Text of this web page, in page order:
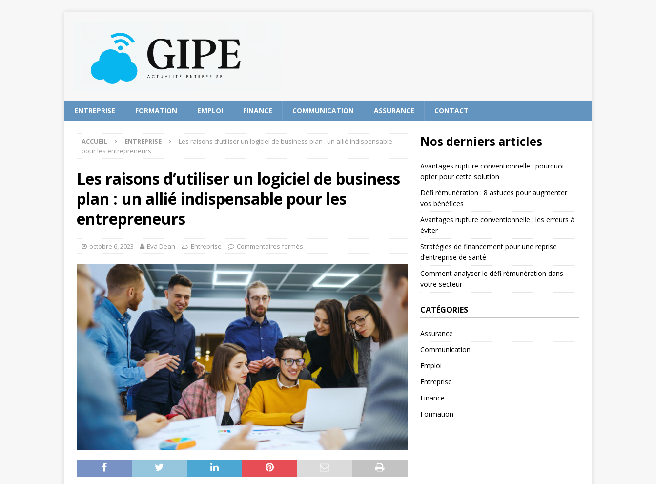
ENTREPRISE FORMATION EMPLOI FINANCE COMMUNICATION ASSURANCE CONTACT
ACCUEIL ENTREPRISE
Les raisons d’utiliser un logiciel de business plan : un allié indispensable
pour les entrepreneurs
Les raisons d’utiliser un logiciel de business
plan : un allié indispensable pour les
entrepreneurs
octobre 6, 2023 Eva Dean Entreprise Commentaires fermés
Nos derniers articles
Avantages rupture conventionnelle : pourquoi
opter pour cette solution
Défi rémunération : 8 astuces pour augmenter
vos bénéfices
Avantages rupture conventionnelle : les erreurs à
éviter
Stratégies de financement pour une reprise
d’entreprise de santé
Comment analyser le défi rémunération dans
votre secteur
CATÉGORIES
Assurance
Communication
Emploi
Entreprise
Finance
Formation